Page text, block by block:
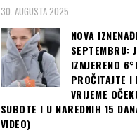
30. AUGUSTA 2025
NOVA
SEPTEMBRU:
IZMJERENO
PROČITAJTE I
VRIJEME
SUBOTE I U NAREDNIH 15
VIDEO)